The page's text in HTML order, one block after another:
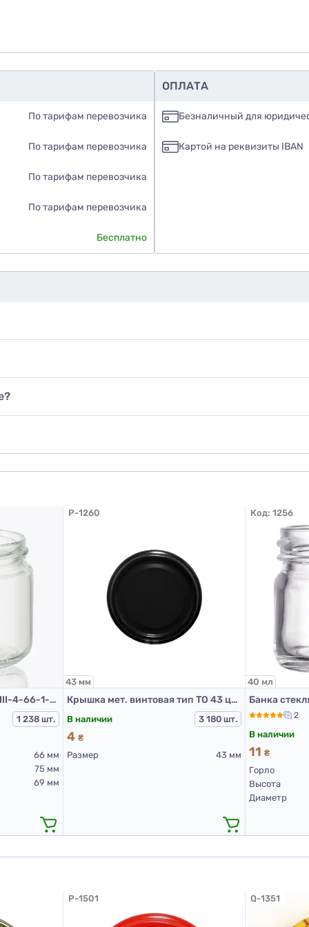
ли вы этот товар
По тарифам перевозчика
По тарифам перевозчика
По тарифам перевозчика
По тарифам перевозчика
Бесплатно
ОПЛАТА
Безналичный для
Картой на реквизиты IBAN
Банка стеклянная 3.68-III-4-66-1-200 (банки стеклянные 200 мл)
1 238 шт.
66 мм
75 мм
69 мм
P-1260
43 мм
Крышка мет. винтовая тип ТО 43 цвет Черная RTS PST
В наличии 3 180 шт.
4 ₴
Размер 43 мм
Код:1256
40 мл
2
В наличии
11₴
Горло
Высота
Диаметр
P-1501 Q-1351